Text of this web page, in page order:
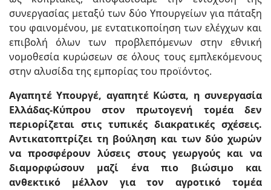
συνεργασίας μεταξύ των δύο Υπουργείων για πάταξη
του φαινομένου, με εντατικοποίηση των ελέγχων και
επιβολή όλων των προβλεπόμενων στην εθνική
νομοθεσία κυρώσεων σε όλους τους εμπλεκόμενους
στην αλυσίδα της εμπορίας του προϊόντος.
Αγαπητέ Υπουργέ, αγαπητέ Κώστα, η συνεργασία
Ελλάδας-Κύπρου στον πρωτογενή τομέα δεν
περιορίζεται στις τυπικές διακρατικές σχέσεις.
Αντικατοπτρίζει τη βούληση και των δύο χωρών
να προσφέρουν λύσεις στους γεωργούς και να
διαμορφώσουν μαζί ένα πιο βιώσιμο και
ανθεκτικό μέλλον για τον αγροτικό τομέα